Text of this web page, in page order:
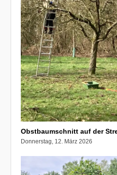
Obstbaumschnitt auf der
Donnerstag, 12. März 2026